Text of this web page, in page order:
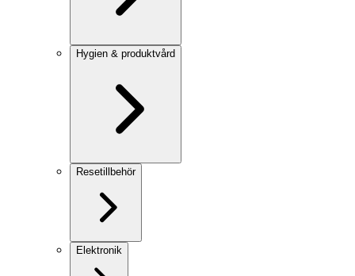
Hygien & produktvård
Resetillbehör
Elektronik